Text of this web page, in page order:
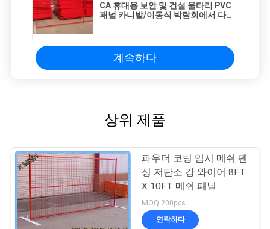
CA 휴대용 보안 및 건설 울타리 PVC
패널 카니발/이동식 박람회에서 다용
계속하다
상위 제품
파우더 코팅 임시 메쉬 펜
싱 저탄소 강 와이어 8FT
X 10FT 메쉬 패널
MOQ:200pcs
연락하다